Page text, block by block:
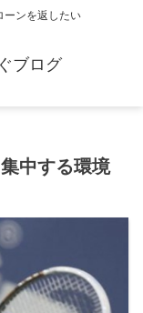
ーンを返したい
ブログ
中する環境